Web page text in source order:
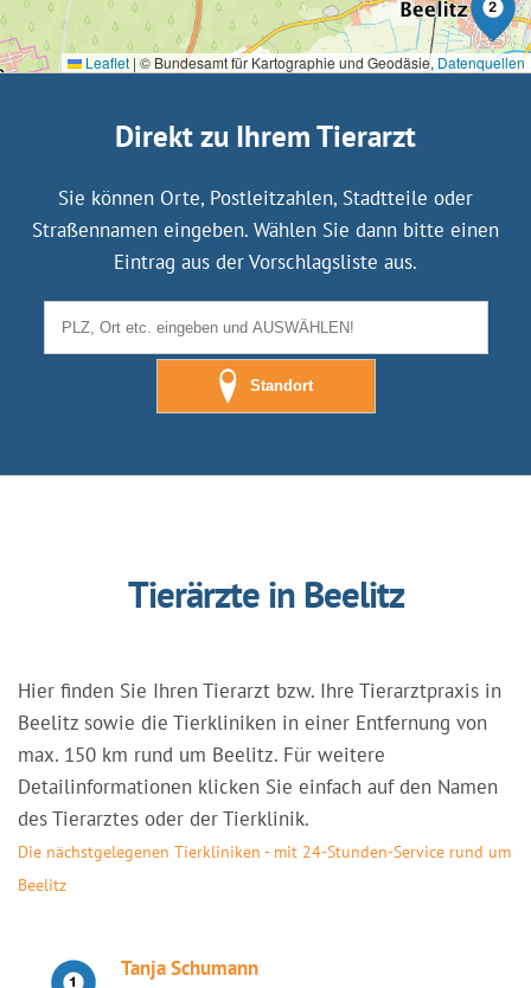
Leaflet | © Bundesamt für Kartographie und Geodäsie,Datenquellen
Direkt zu Ihrem Tierarzt
Sie können Orte, Postleitzahlen, Stadtteile oder
Straßennamen eingeben. Wählen Sie dann bitte einen
Eintrag aus der Vorschlagsliste aus.
Standort
Tierärzte in Beelitz
Hier finden Sie Ihren Tierarzt bzw. Ihre Tierarztpraxis in
Beelitz sowie die Tierkliniken in einer Entfernung von
max. 150 km rund um Beelitz. Für weitere
Detailinformationen klicken Sie einfach auf den Namen
des Tierarztes oder der Tierklinik.
Die nächstgelegenen Tierkliniken - mit 24-Stunden-Service rund um
Beelitz
Tanja Schumann